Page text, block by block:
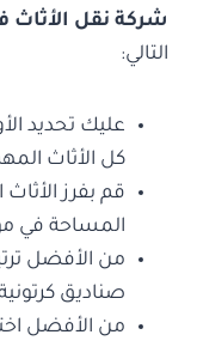
شركة نقل الأثاث
التالي:
عليك تحديد
كل الأثاث
قم بفرز
المساحة في
من الأفضل
صناديق
من الأفضل